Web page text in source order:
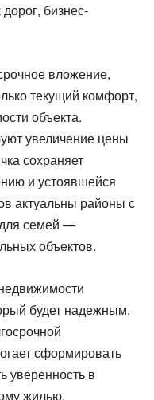
бизнес-
вложение,
текущий комфорт,
объекта.
увеличение цены
сохраняет
и устоявшейся
актуальны районы с
семей —
объектов.
будет надежным,
сформировать
уверенность в
жилью.